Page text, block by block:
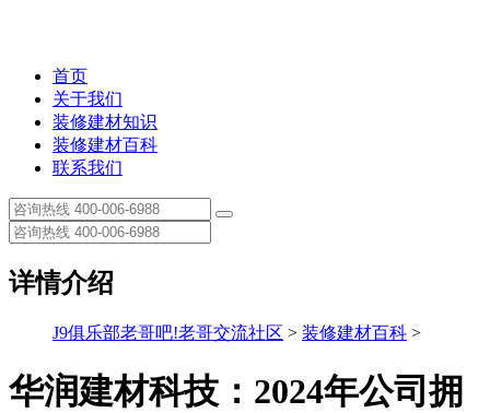
首页
关于我们
装修建材知识
装修建材百科
联系我们
详情介绍
J9俱乐部老哥吧!老哥交流社区 > 装修建材百科 >
华润建材科技：2024年公司拥